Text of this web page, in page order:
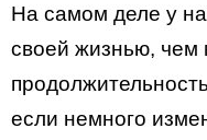
На самом деле у
своей жизнью,
если немного